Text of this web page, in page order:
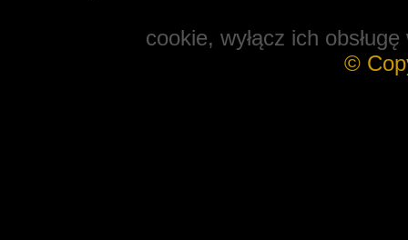
cookie, wyłącz ich
©